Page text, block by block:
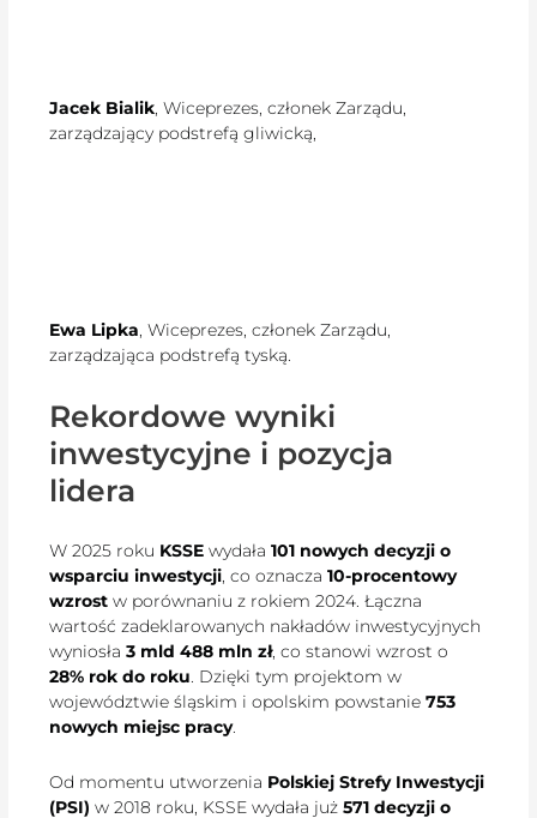
Jacek Bialik, Wiceprezes, członek Zarządu,
zarządzający podstrefą gliwicką,
Ewa Lipka, Wiceprezes, członek Zarządu,
zarządzająca podstrefą tyską.
Rekordowe wyniki
inwestycyjne i pozycja
lidera
W 2025 roku KSSE wydała101 nowych decyzji o
wsparciu inwestycji, co oznacza10-procentowy
wzrost w porównaniu z rokiem 2024. Łączna
wartość zadeklarowanych nakładów inwestycyjnych
wyniosła3 mld 488 mln zł, co stanowi wzrost o
28% rok do roku. Dzięki tym projektom w
województwie śląskim i opolskim powstanie753
nowych miejsc pracy.
Od momentu utworzenia Polskiej Strefy Inwestycji
(PSI) w 2018 roku, KSSE wydała już571 decyzji o